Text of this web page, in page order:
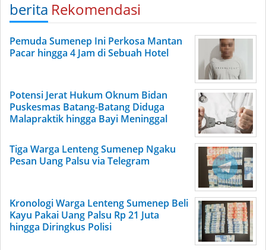
berita Rekomendasi
Pemuda Sumenep Ini Perkosa Mantan
Pacar hingga 4 Jam di Sebuah Hotel
Potensi Jerat Hukum Oknum Bidan
Puskesmas Batang-Batang Diduga
Malapraktik hingga Bayi Meninggal
Tiga Warga Lenteng Sumenep Ngaku
Pesan Uang Palsu via Telegram
Kronologi Warga Lenteng Sumenep Beli
Kayu Pakai Uang Palsu Rp 21 Juta
hingga Diringkus Polisi